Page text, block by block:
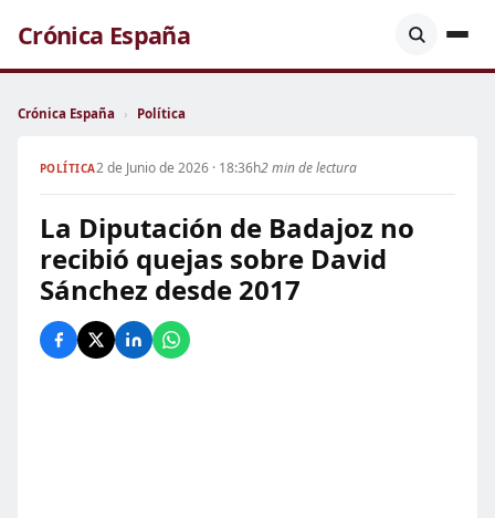
Crónica España
Crónica España › Política
POLÍTICA2 de Junio de 2026 · 18:36h2 min de lectura
La Diputación de Badajoz no
recibió quejas sobre David
Sánchez desde 2017